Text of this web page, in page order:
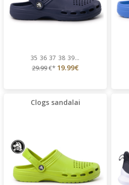
35 36 37 38 39...
29.99€* 19.99€
Clogs sandalai